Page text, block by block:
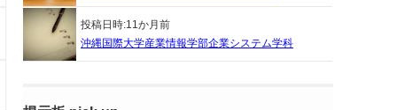
投稿日時:11か月前
沖縄国際大学産業情報学部企業システム学科